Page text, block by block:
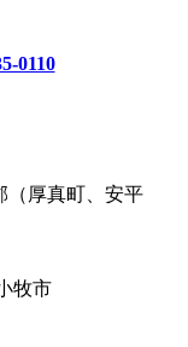
0110
厚真町、安平
牧市